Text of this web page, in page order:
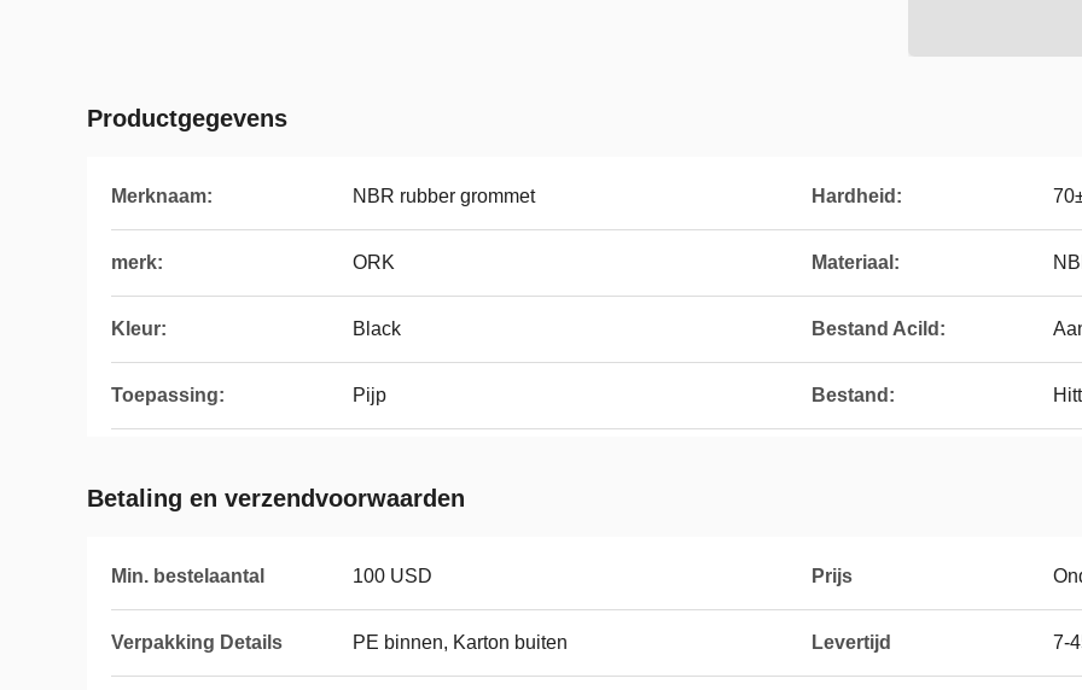
Productgegevens
Merknaam: NBR rubber grommet Hardheid:
merk: ORK Materiaal:
Kleur: Black Bestand Acild:
Toepassing: Pijp Bestand:
Betaling en verzendvoorwaarden
Min. bestelaantal 100 USD Prijs
Verpakking Details PE binnen, Karton buiten Levertijd 7-